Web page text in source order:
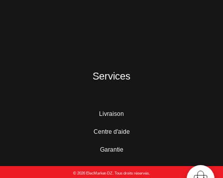
Services
Livraison
Centre d'aide
Garantie
© 2026 ElecMarket-DZ. Tous droits réservés.